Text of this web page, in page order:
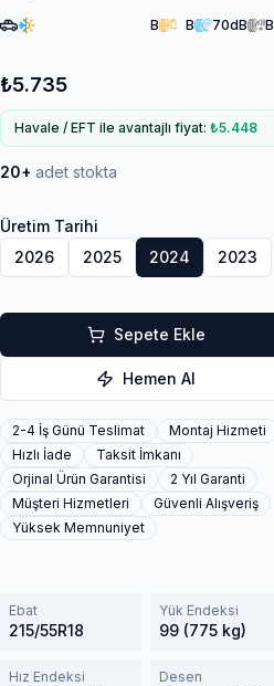
B B 70dB B
₺5.735
Havale / EFT ile avantajlı fiyat: ₺5.448
20+ adet stokta
Üretim Tarihi
2026
2025 2024 2023
Sepete Ekle
Hemen Al
2-4 İş Günü Teslimat
Montaj Hizmeti
Hızlı İade
Taksit İmkanı
Orjinal Ürün Garantisi
2 Yıl Garanti
Müşteri Hizmetleri
Güvenli Alışveriş
Yüksek Memnuniyet
Ebat
215/55R18
Yük Endeksi
99 (775 kg)
Hız Endeksi Desen